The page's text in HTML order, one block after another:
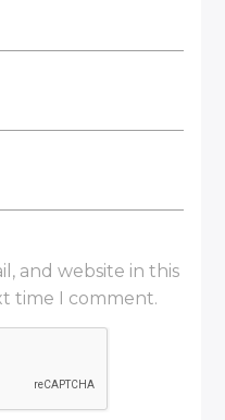
and website in this
time I comment.